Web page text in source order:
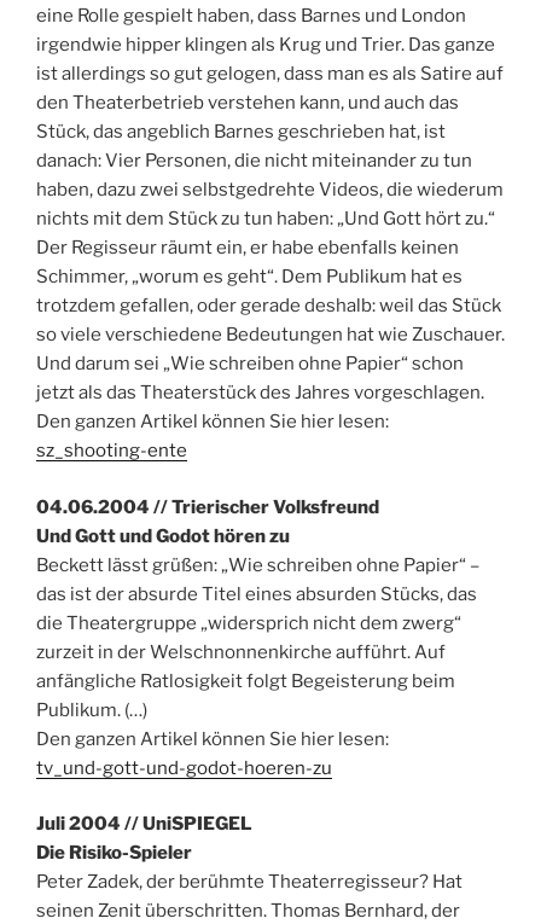
eine Rolle gespielt haben, dass Barnes und London
irgendwie hipper klingen als Krug und Trier. Das ganze
ist allerdings so gut gelogen, dass man es als Satire auf
den Theaterbetrieb verstehen kann, und auch das
Stück, das angeblich Barnes geschrieben hat, ist
danach: Vier Personen, die nicht miteinander zu tun
haben, dazu zwei selbstgedrehte Videos, die wiederum
nichts mit dem Stück zu tun haben: „Und Gott hört zu.“
Der Regisseur räumt ein, er habe ebenfalls keinen
Schimmer, „worum es geht“. Dem Publikum hat es
trotzdem gefallen, oder gerade deshalb: weil das Stück
so viele verschiedene Bedeutungen hat wie Zuschauer.
Und darum sei „Wie schreiben ohne Papier“ schon
jetzt als das Theaterstück des Jahres vorgeschlagen.
Den ganzen Artikel können Sie hier lesen:
sz_shooting-ente
04.06.2004 // Trierischer Volksfreund
Und Gott und Godot hören zu
Beckett lässt grüßen: „Wie schreiben ohne Papier“ –
das ist der absurde Titel eines absurden Stücks, das
die Theatergruppe „widersprich nicht dem zwerg“
zurzeit in der Welschnonnenkirche aufführt. Auf
anfängliche Ratlosigkeit folgt Begeisterung beim
Publikum. (…)
Den ganzen Artikel können Sie hier lesen:
tv_und-gott-und-godot-hoeren-zu
Juli 2004 // UniSPIEGEL
Die Risiko-Spieler
Peter Zadek, der berühmte Theaterregisseur? Hat
seinen Zenit überschritten. Thomas Bernhard, der